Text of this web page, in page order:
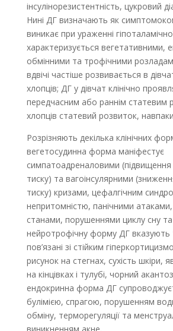
інсулінорезистентність, цукровий
Нині ДГ визначають як
виникає при ураженні
характеризується вегетативними,
обмінними та трофічними
вдвічі частіше розвивається в
хлопців; ДГ у дівчат клінічно
передчасним або раннім статевим
хлопців статевий розвиток,
Розрізняють декілька клінічних
вегетосудинна форма маніфестує
симпатоадреналовими (підвищення
тиску) та вагоінсулярними
тиску) кризами, цефалгічним
непритомністю, панічними
станами, порушеннями циклу сну
нейротрофічну форму ДГ вказують
пов’язані зі стійким
рисунок на стегнах, сухість шкіри,
на кінцівках і тулубі, чорний
ендокринна форма ДГ
булімією, спрагою, порушенням
обміну, терморегуляції та